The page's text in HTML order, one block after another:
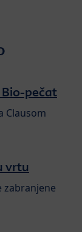
pečat
Clausom
vrtu
zabranjene